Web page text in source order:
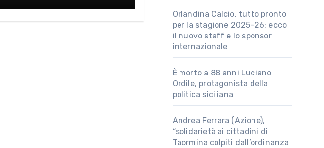
Orlandina Calcio, tutto pronto
per la stagione 2025–26: ecco
il nuovo staff e lo sponsor
internazionale
È morto a 88 anni Luciano
Ordile, protagonista della
politica siciliana
Andrea Ferrara (Azione),
“solidarietà ai cittadini di
Taormina colpiti dall’ordinanza